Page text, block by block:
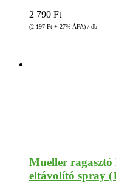
2 790 Ft
(2 197 Ft + 27% ÁFA) / db
Mueller
eltávolító spray